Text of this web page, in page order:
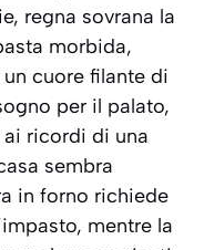
regna sovrana la
morbida,
cuore filante di
per il palato,
ricordi di una
sembra
in forno richiede
mentre la